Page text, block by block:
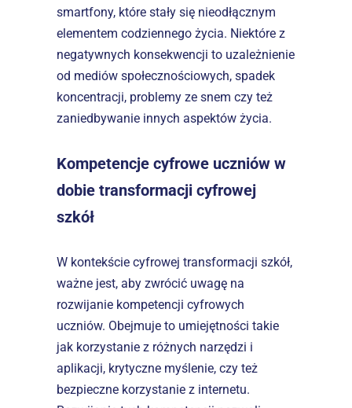
smartfony, które stały się nieodłącznym
elementem codziennego życia. Niektóre z
negatywnych konsekwencji to uzależnienie
od mediów społecznościowych, spadek
koncentracji, problemy ze snem czy też
zaniedbywanie innych aspektów życia.
Kompetencje cyfrowe uczniów w
dobie transformacji cyfrowej
szkół
W kontekście cyfrowej transformacji szkół,
ważne jest, aby zwrócić uwagę na
rozwijanie kompetencji cyfrowych
uczniów. Obejmuje to umiejętności takie
jak korzystanie z różnych narzędzi i
aplikacji, krytyczne myślenie, czy też
bezpieczne korzystanie z internetu.